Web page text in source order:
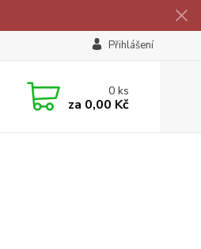
Přihlášení
0ks
za 0,00 Kč